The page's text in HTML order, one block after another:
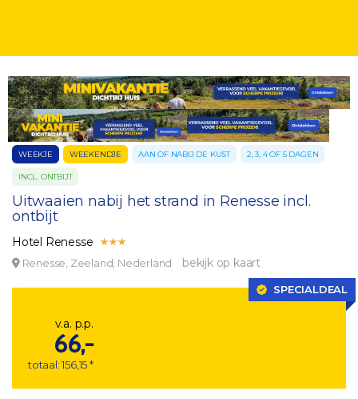
WEEKJE WEEKENDJE AAN OF NABIJ DE KUST 2, 3, 4 OF 5 DAGEN
INCL. ONTBIJT
Uitwaaien nabij het strand in Renesse incl.
ontbijt
Hotel Renesse
Renesse, Zeeland, Nederland bekijk op kaart
SPECIALDEAL
v.a. p.p.
66,-
totaal: 156,15 *